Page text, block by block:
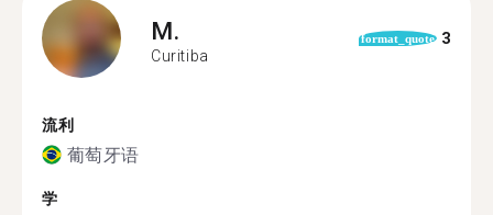
M.
Curitiba
format_quote 3
流利
葡萄牙语
学